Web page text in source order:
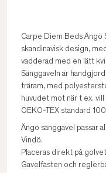
Carpe Diem Beds Ängö
skandinavisk design,
vadderad med en lätt
Sänggaveln är
träram, med
huvudet mot när t ex.
OEKO-TEX standard
Ängö sänggavel passar
Vindö.
Placeras direkt på
Gavelfästen och